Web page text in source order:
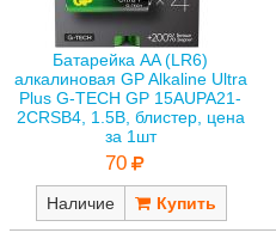
Батарейка AA (LR6)
алкалиновая GP Alkaline Ultra
Plus G-TECH GP 15AUPA21-
2CRSB4, 1.5В, блистер, цена
за 1шт
70
Наличие